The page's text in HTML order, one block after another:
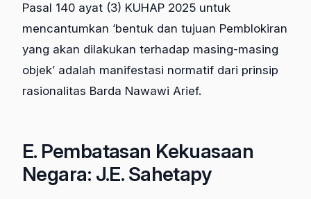
Pasal 140 ayat (3) KUHAP 2025 untuk
mencantumkan ‘bentuk dan tujuan Pemblokiran
yang akan dilakukan terhadap masing-masing
objek’ adalah manifestasi normatif dari prinsip
rasionalitas Barda Nawawi Arief.
E. Pembatasan Kekuasaan
Negara: J.E. Sahetapy